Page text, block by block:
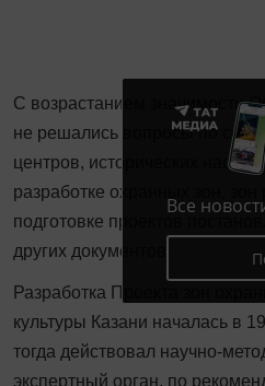
С возрастанием значимости
не решались вопросы по
центров, исторических
разработке охранных зон, зон
подготовке проектов
других документов.
Разработка Проекта зон
культуры Казани началась в
тогда действовал научно-
экспертный орган, по
Все